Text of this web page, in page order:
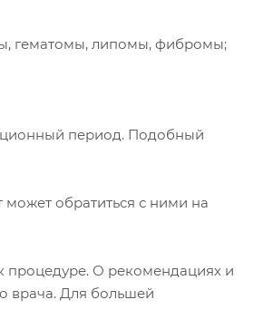
гематомы, липомы, фибромы;
период. Подобный
обратиться с ними на
процедуре. О рекомендациях и
врача. Для большей